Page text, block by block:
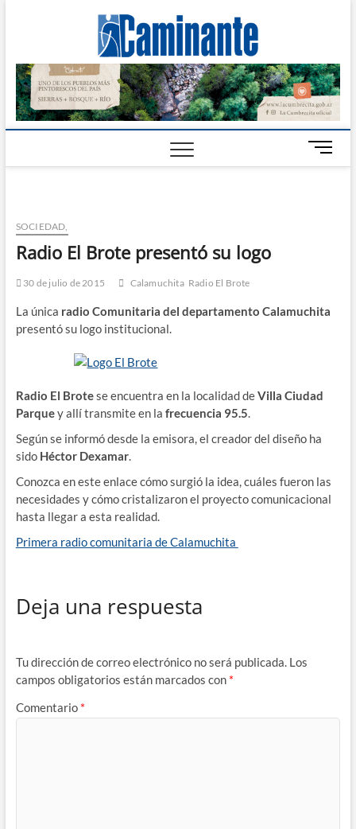
Digital
CALAMUCHITA
B
o
n
SOCIEDAD,
Radio El Brote presentó su logo
30 de julio de 2015 Calamuchita Radio El Brote
La única radio Comunitaria del departamento Calamuchita
presentó su logo institucional.
Radio El Brotese encuentra en la localidad deVilla Ciudad
Parquey allí transmite en la frecuencia 95.5.
Según se informó desde la emisora, el creador del diseño ha
sido Héctor Dexamar.
Conozca en este enlace cómo surgió la idea, cuáles fueron las
necesidades y cómo cristalizaron el proyecto comunicacional
hasta llegar a esta realidad.
Primera radio comunitaria de Calamuchita
Deja una respuesta
Tu dirección de correo electrónico no será publicada. Los
campos obligatorios están marcados con *
Comentario *